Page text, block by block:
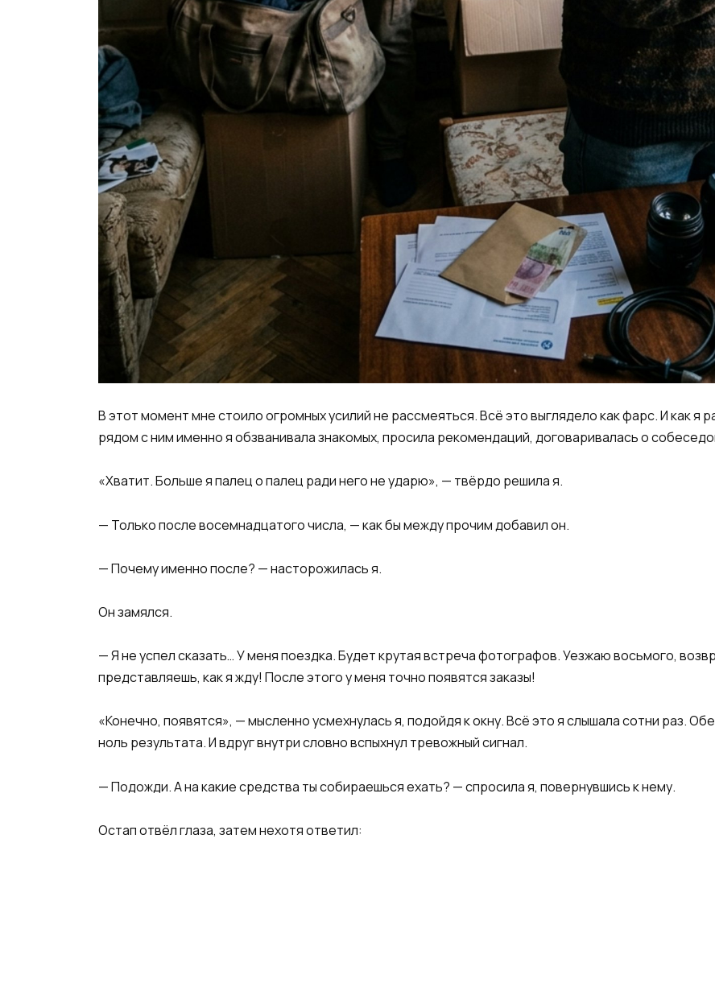
В этот момент мне стоило огромных усилий не рассмеяться. Всё это выглядело как фарс. И как я
рядом с ним именно я обзванивала знакомых, просила рекомендаций, договаривалась о
«Хватит. Больше я палец о палец ради него не ударю», — твёрдо решила я.
— Только после восемнадцатого числа, — как бы между прочим добавил он.
— Почему именно после? — насторожилась я.
Он замялся.
— Я не успел сказать… У меня поездка. Будет крутая встреча фотографов. Уезжаю восьмого,
представляешь, как я жду! После этого у меня точно появятся заказы!
«Конечно, появятся», — мысленно усмехнулась я, подойдя к окну. Всё это я слышала сотни раз.
ноль результата. И вдруг внутри словно вспыхнул тревожный сигнал.
— Подожди. А на какие средства ты собираешься ехать? — спросила я, повернувшись к нему.
Остап отвёл глаза, затем нехотя ответил: